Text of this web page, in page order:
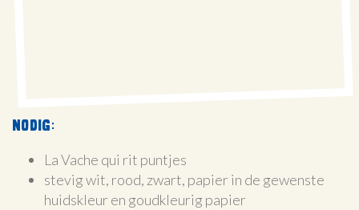
Nodig:
La Vache qui rit puntjes
stevig wit, rood, zwart, papier in de gewenste
huidskleur en goudkleurig papier